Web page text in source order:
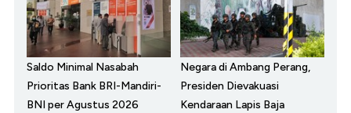
Saldo Minimal Nasabah
Prioritas Bank BRI-Mandiri-
BNI per Agustus 2026
Negara di Ambang Perang,
Presiden Dievakuasi
Kendaraan Lapis Baja